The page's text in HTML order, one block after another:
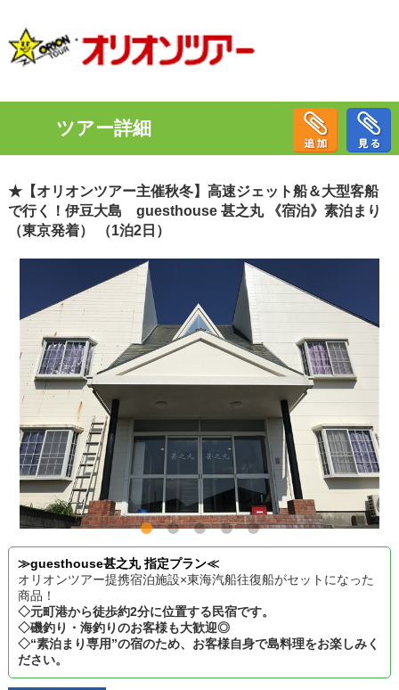
ツアー詳細
★【オリオンツアー主催秋冬】高速ジェット船＆大型客船
で行く！伊豆大島 guesthouse 甚之丸 《宿泊》素泊まり
（東京発着） （1泊2日）
≫guesthouse甚之丸 指定プラン≪
オリオンツアー提携宿泊施設×東海汽船往復船がセットになった
商品！
◇元町港から徒歩約2分に位置する民宿です。
◇磯釣り・海釣りのお客様も大歓迎◎
◇“素泊まり専用”の宿のため、お客様自身で島料理をお楽しみく
ださい。